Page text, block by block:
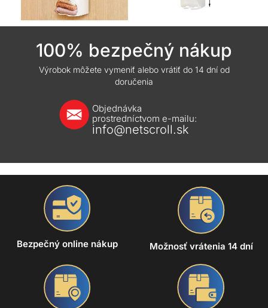
100% bezpečný nákup
Výrobok môžete vymeniť alebo vrátiť do 14 dní od
doručenia
Objednávka
prostredníctvom e-mailu:
info@netscroll.sk
Bezpečný online nákup Možnosť vrátenia 14 dní